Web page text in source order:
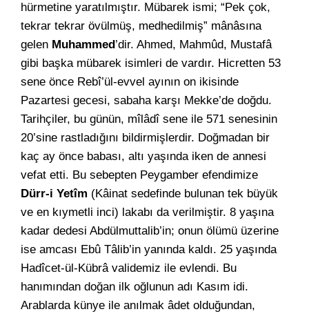
hürmetine yaratılmıştır. Mübarek ismi; “Pek çok,
tekrar tekrar övülmüş, medhedilmiş” mânâsına
gelen Muhammed’dir. Ahmed, Mahmûd, Mustafâ
gibi başka mübarek isimleri de vardır. Hicretten 53
sene önce Rebî’ül-evvel ayının on ikisinde
Pazartesi gecesi, sabaha karşı Mekke’de doğdu.
Tarihçiler, bu günün, mîlâdî sene ile 571 senesinin
20’sine rastladığını bildirmişlerdir. Doğmadan bir
kaç ay önce babası, altı yaşında iken de annesi
vefat etti. Bu sebepten Peygamber efendimize
Dürr-i Yetîm (Kâinat sedefinde bulunan tek büyük
ve en kıymetli inci) lakabı da verilmiştir. 8 yaşına
kadar dedesi Abdülmuttalib’in; onun ölümü üzerine
ise amcası Ebû Tâlib’in yanında kaldı. 25 yaşında
Hadîcet-ül-Kübrâ validemiz ile evlendi. Bu
hanımından doğan ilk oğlunun adı Kasım idi.
Arablarda künye ile anılmak âdet olduğundan,